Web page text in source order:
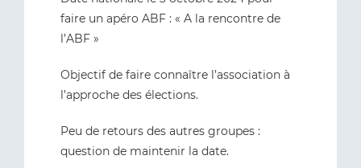
faire un apéro ABF : « A la rencontre de
l’ABF »
Objectif de faire connaître l’association à
l’approche des élections.
Peu de retours des autres groupes :
question de maintenir la date.